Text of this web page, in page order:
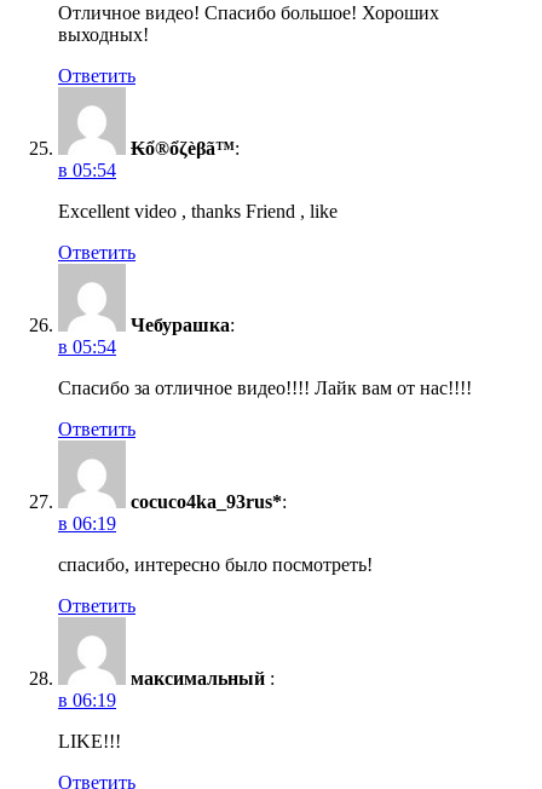
Отличное видео! Спасибо большое! Хороших
выходных!
Ответить
₭ổ®ổζèβã™:
в 05:54
Excellent video , thanks Friend , like
Ответить
Чебурашка:
в 05:54
Спасибо за отличное видео!!!! Лайк вам от нас!!!!
Ответить
cocuco4ka_93rus*:
в 06:19
спасибо, интересно было посмотреть!
Ответить
максимальный :
в 06:19
LIKE!!!
Ответить